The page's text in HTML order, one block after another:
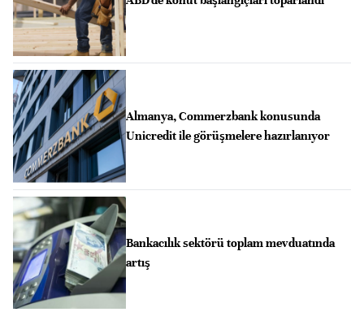
Almanya, Commerzbank konusunda
Unicredit ile görüşmelere hazırlanıyor
Bankacılık sektörü toplam mevduatında
artış